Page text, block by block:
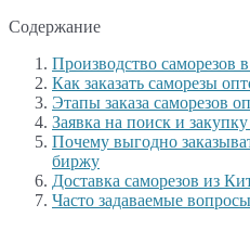
Содержание
Производство саморезов
Как заказать саморезы
Этапы заказа саморезов
Заявка на поиск и
Почему выгодно
биржу
Доставка саморезов из
Часто задаваемые вопросы